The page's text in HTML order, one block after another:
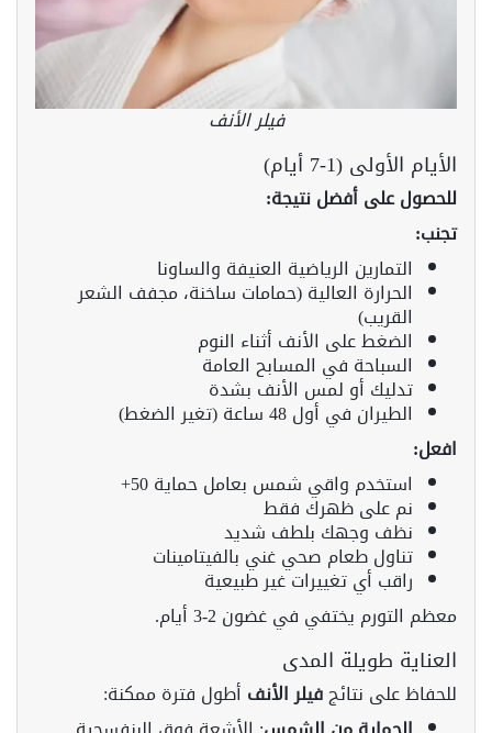
فيلر الأنف
الأيام الأولى (1-7 أيام)
للحصول على أفضل نتيجة:
تجنب:
التمارين الرياضية العنيفة والساونا
الحرارة العالية (حمامات ساخنة، مجفف الشعر
القريب)
الضغط على الأنف أثناء النوم
السباحة في المسابح العامة
تدليك أو لمس الأنف بشدة
الطيران في أول 48 ساعة (تغير الضغط)
افعل:
استخدم واقي شمس بعامل حماية 50+
نم على ظهرك فقط
نظف وجهك بلطف شديد
تناول طعام صحي غني بالفيتامينات
راقب أي تغييرات غير طبيعية
معظم التورم يختفي في غضون 2-3 أيام.
العناية طويلة المدى
للحفاظ على نتائجفيلر الأنف أطول فترة ممكنة: